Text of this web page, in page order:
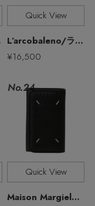
ノ
Quick View
L’arcobaleno/ラルコバレーノ
¥16,500
No.24
Quick View
Maison Margiela/メゾン マルジェラ